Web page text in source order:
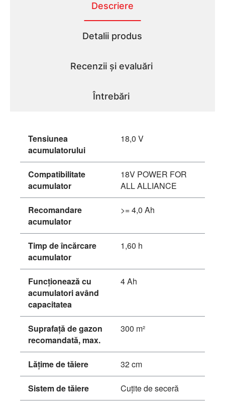
Descriere
Detalii produs
Recenzii și evaluări
Întrebări
Tensiunea
acumulatorului
18,0 V
Compatibilitate
acumulator
18V POWER FOR
ALL ALLIANCE
Recomandare
acumulator
>= 4,0 Ah
Timp de încărcare
acumulator
1,60 h
Funcţionează cu
acumulatori având
capacitatea
4 Ah
Suprafaţă de gazon
recomandată, max.
300 m²
Lăţime de tăiere 32 cm
Sistem de tăiere Cuţite de seceră